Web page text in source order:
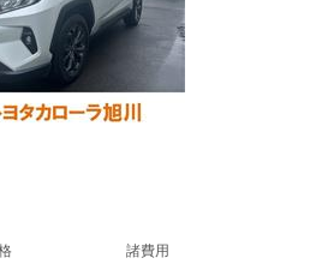
諸費用